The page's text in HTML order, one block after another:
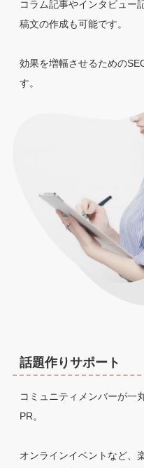
コラム記事やインタビュー
稿文の作成も可能です。
効果を増幅させるための
す。
話題作りサポート
コミュニティメンバーが一
PR。
オンラインイベントなど、